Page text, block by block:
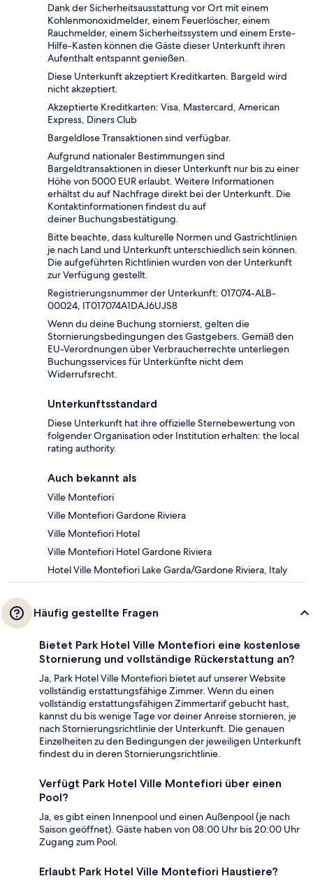
Dank der Sicherheitsausstattung vor Ort mit einem
Kohlenmonoxidmelder, einem Feuerlöscher, einem
Rauchmelder, einem Sicherheitssystem und einem Erste-
Hilfe-Kasten können die Gäste dieser Unterkunft ihren
Aufenthalt entspannt genießen.
Diese Unterkunft akzeptiert Kreditkarten. Bargeld wird
nicht akzeptiert.
Akzeptierte Kreditkarten: Visa, Mastercard, American
Express, Diners Club
Bargeldlose Transaktionen sind verfügbar.
Aufgrund nationaler Bestimmungen sind
Bargeldtransaktionen in dieser Unterkunft nur bis zu einer
Höhe von 5000 EUR erlaubt. Weitere Informationen
erhältst du auf Nachfrage direkt bei der Unterkunft. Die
Kontaktinformationen findest du auf
deiner Buchungsbestätigung.
Bitte beachte, dass kulturelle Normen und Gastrichtlinien
je nach Land und Unterkunft unterschiedlich sein können.
Die aufgeführten Richtlinien wurden von der Unterkunft
zur Verfügung gestellt.
Registrierungsnummer der Unterkunft: 017074-ALB-
00024, IT017074A1DAJ6UJS8
Wenn du deine Buchung stornierst, gelten die
Stornierungsbedingungen des Gastgebers. Gemäß den
EU-Verordnungen über Verbraucherrechte unterliegen
Buchungsservices für Unterkünfte nicht dem
Widerrufsrecht.
Unterkunftsstandard
Diese Unterkunft hat ihre offizielle Sternebewertung von
folgender Organisation oder Institution erhalten: the local
rating authority.
Auch bekannt als
Ville Montefiori
Ville Montefiori Gardone Riviera
Ville Montefiori Hotel
Ville Montefiori Hotel Gardone Riviera
Hotel Ville Montefiori Lake Garda/Gardone Riviera, Italy
Häufig gestellte Fragen
Bietet Park Hotel Ville Montefiori eine kostenlose
Stornierung und vollständige Rückerstattung an?
Ja, Park Hotel Ville Montefiori bietet auf unserer Website
vollständig erstattungsfähige Zimmer. Wenn du einen
vollständig erstattungsfähigen Zimmertarif gebucht hast,
kannst du bis wenige Tage vor deiner Anreise stornieren, je
nach Stornierungsrichtlinie der Unterkunft. Die genauen
Einzelheiten zu den Bedingungen der jeweiligen Unterkunft
findest du in deren Stornierungsrichtlinie.
Verfügt Park Hotel Ville Montefiori über einen
Pool?
Ja, es gibt einen Innenpool und einen Außenpool (je nach
Saison geöffnet). Gäste haben von 08:00 Uhr bis 20:00 Uhr
Zugang zum Pool.
Erlaubt Park Hotel Ville Montefiori Haustiere?